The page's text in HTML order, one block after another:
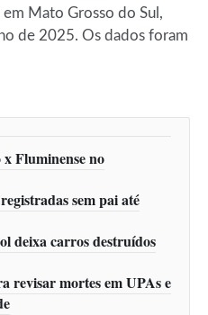
Mato Grosso do Sul,
de 2025. Os dados foram
Fluminense no
sem pai até
deixa carros destruídos
revisar mortes em UPAs e